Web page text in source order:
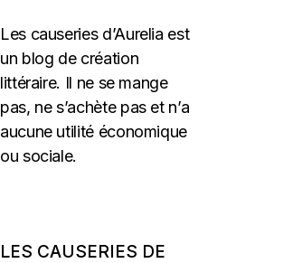
Les causeries d’Aurelia est
un blog de création
littéraire. Il ne se mange
pas, ne s’achète pas et n’a
aucune utilité économique
ou sociale.
LES CAUSERIES DE